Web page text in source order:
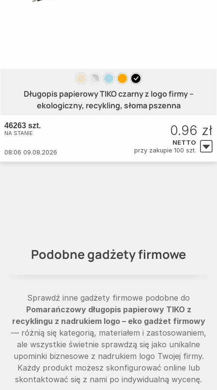
Długopis papierowy TIKO czarny z logo firmy –
ekologiczny, recykling, słoma pszenna
46263 szt.
NA STANIE
08:06 09.08.2026
0.96 zł
NETTO
przy zakupie 100 szt.
Podobne gadżety firmowe
Sprawdź inne gadżety firmowe podobne do
Pomarańczowy długopis papierowy TIKO z
recyklingu z nadrukiem logo – eko gadżet firmowy
— różnią się kategorią, materiałem i zastosowaniem,
ale wszystkie świetnie sprawdzą się jako unikalne
upominki biznesowe z nadrukiem logo Twojej firmy.
Każdy produkt możesz skonfigurować online lub
skontaktować się z nami po indywidualną wycenę.